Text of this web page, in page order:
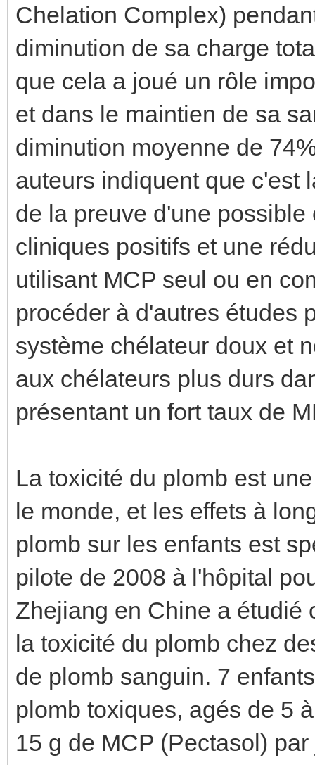
Chelation Complex)
diminution de sa charge
que cela a joué un rôle
et dans le maintien de sa
diminution moyenne de
auteurs indiquent que c'est
de la preuve d'une
cliniques positifs et une
utilisant MCP seul ou en
procéder à d'autres études
système chélateur doux et
aux chélateurs plus durs
présentant un fort taux de
La toxicité du plomb est
le monde, et les effets à
plomb sur les enfants est
pilote de 2008 à l'hôpital
Zhejiang en Chine a étudié
la toxicité du plomb chez
de plomb sanguin. 7
plomb toxiques, agés de 5
15 g de MCP (Pectasol)